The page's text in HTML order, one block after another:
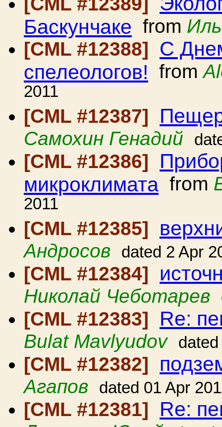
Баскунчаке from
[CML #12388]
С
спелеологов! from
2011
[CML #12387]
Самохин Генадий
[CML #12386]
микроклимата from
2011
[CML #12385]
Андросов dated 2 Apr
[CML #12384]
Николай Чеботарев
[CML #12383] Re:
Bulat Mavlyudov
[CML #12382]
Агапов dated 01 Apr
[CML #12381] Re: